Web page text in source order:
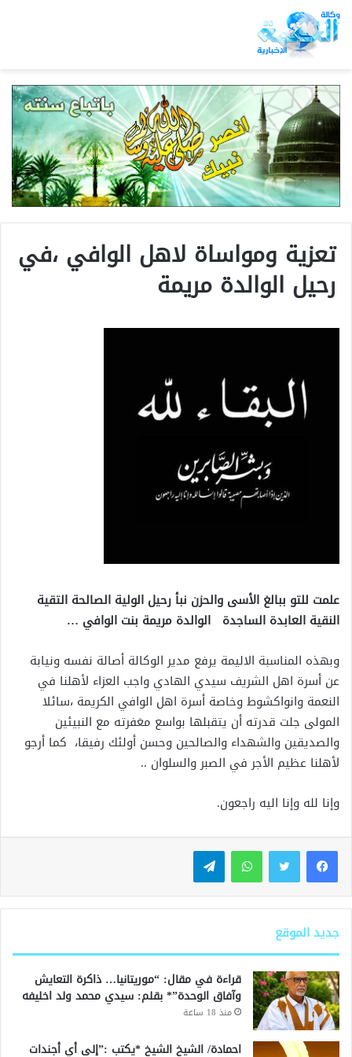
تعزية ومواساة لاهل الوافي ،في
رحيل الوالدة مريمة
علمت للتو ببالغ الأسى والحزن نبأ رحيل الولية الصالحة التقية
النقية العابدة الساجدة الوالدة مريمة بنت الوافي …
وبهذه المناسبة الاليمة يرفع مدير الوكالة أصالة نفسه ونيابة
عن أسرة اهل الشريف سيدي الهادي واجب العزاء لأهلنا في
النعمة وانواكشوط وخاصة أسرة اهل الوافي الكريمة ،سائلا
المولى جلت قدرته أن يتقبلها بواسع مغفرته مع النبيئين
والصديقين والشهداء والصالحين وحسن أولئك رفيقا، كما أرجو
لأهلنا عظيم الأجر في الصبر والسلوان ..
وإنا لله وإنا اليه راجعون.
واتساب تيلقرام
جديد الموقع
قراءة في مقال: “موريتانيا… ذاكرة التعايش
وآفاق الوحدة”* بقلم: سيدي محمد ولد اخليفه
منذ 18 ساعة
احمادة/ الشيخ الشيخ *يكتب :”إلى أي أجندات